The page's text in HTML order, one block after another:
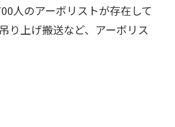
人のアーボリストが存在して
り上げ搬送など、アーボリス